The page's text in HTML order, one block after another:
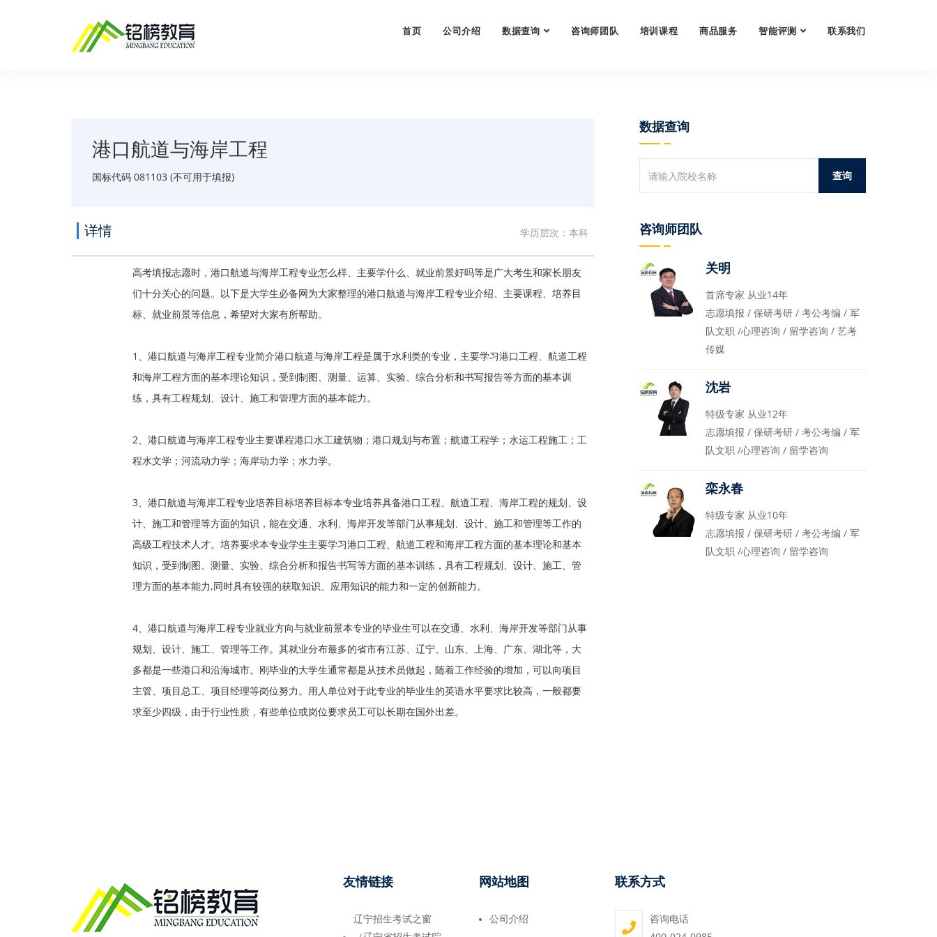
首页 公司介绍 数据查询 咨询师团队 培训课程 商品服务 智能评测 联系我们
港口航道与海岸工程
国标代码 081103 (不可用于填报)
详情 学历层次：本科
高考填报志愿时，港口航道与海岸工程专业怎么样、主要学什么、就业前景好吗等是广大考生和家长朋友
们十分关心的问题。以下是大学生必备网为大家整理的港口航道与海岸工程专业介绍、主要课程、培养目
标、就业前景等信息，希望对大家有所帮助。
1、港口航道与海岸工程专业简介港口航道与海岸工程是属于水利类的专业，主要学习港口工程、航道工程
和海岸工程方面的基本理论知识，受到制图、测量、运算、实验、综合分析和书写报告等方面的基本训
练，具有工程规划、设计、施工和管理方面的基本能力。
2、港口航道与海岸工程专业主要课程港口水工建筑物；港口规划与布置；航道工程学；水运工程施工；工
程水文学；河流动力学；海岸动力学；水力学。
3、港口航道与海岸工程专业培养目标培养目标本专业培养具备港口工程、航道工程、海岸工程的规划、设
计、施工和管理等方面的知识，能在交通、水利、海岸开发等部门从事规划、设计、施工和管理等工作的
高级工程技术人才。培养要求本专业学生主要学习港口工程、航道工程和海岸工程方面的基本理论和基本
知识，受到制图、测量、实验、综合分析和报告书写等方面的基本训练，具有工程规划、设计、施工、管
理方面的基本能力,同时具有较强的获取知识、应用知识的能力和一定的创新能力。
4、港口航道与海岸工程专业就业方向与就业前景本专业的毕业生可以在交通、水利、海岸开发等部门从事
规划、设计、施工、管理等工作。其就业分布最多的省市有江苏、辽宁、山东、上海、广东、湖北等，大
多都是一些港口和沿海城市。刚毕业的大学生通常都是从技术员做起，随着工作经验的增加，可以向项目
主管、项目总工、项目经理等岗位努力。用人单位对于此专业的毕业生的英语水平要求比较高，一般都要
求至少四级，由于行业性质，有些单位或岗位要求员工可以长期在国外出差。
数据查询
咨询师团队
关明
首席专家 从业14年
志愿填报 / 保研考研 / 考公考编 / 军
队文职 /心理咨询 / 留学咨询 / 艺考
传媒
沈岩
特级专家 从业12年
志愿填报 / 保研考研 / 考公考编 / 军
队文职 /心理咨询 / 留学咨询
栾永春
特级专家 从业10年
志愿填报 / 保研考研 / 考公考编 / 军
队文职 /心理咨询 / 留学咨询
友情链接
辽宁招生考试之窗
网站地图
公司介绍
联系方式
咨询电话